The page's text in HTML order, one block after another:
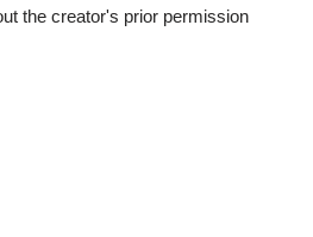
the creator's prior permission